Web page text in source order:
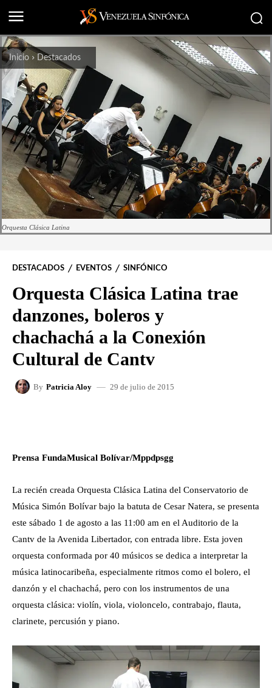
Inicio Destacados
Orquesta Clásica Latina
DESTACADOS EVENTOS SINFÓNICO
Orquesta Clásica Latina trae
danzones, boleros y
chachachá a la Conexión
Cultural de Cantv
By Patricia Aloy 29 de julio de 2015
Prensa FundaMusical Bolívar/Mppdpsgg
La recién creada Orquesta Clásica Latina del Conservatorio de
Música Simón Bolívar bajo la batuta de Cesar Natera, se presenta
este sábado 1 de agosto a las 11:00 am en el Auditorio de la
Cantv de la Avenida Libertador, con entrada libre. Esta joven
orquesta conformada por 40 músicos se dedica a interpretar la
música latinocaribeña, especialmente ritmos como el bolero, el
danzón y el chachachá, pero con los instrumentos de una
orquesta clásica: violín, viola, violoncelo, contrabajo, flauta,
clarinete, percusión y piano.